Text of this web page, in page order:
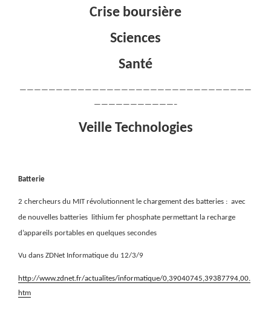
Crise boursière
Sciences
Santé
————————————————————————————————
———————————–
Veille Technologies
Batterie
2 chercheurs du MIT révolutionnent le chargement des batteries : avec
de nouvelles batteries
lithium fer phosphate permettant la recharge
d’appareils portables en quelques secondes
Vu dans ZDNet Informatique du 12/3/9
http://www.zdnet.fr/actualites/informatique/0,39040745,39387794,00.
htm